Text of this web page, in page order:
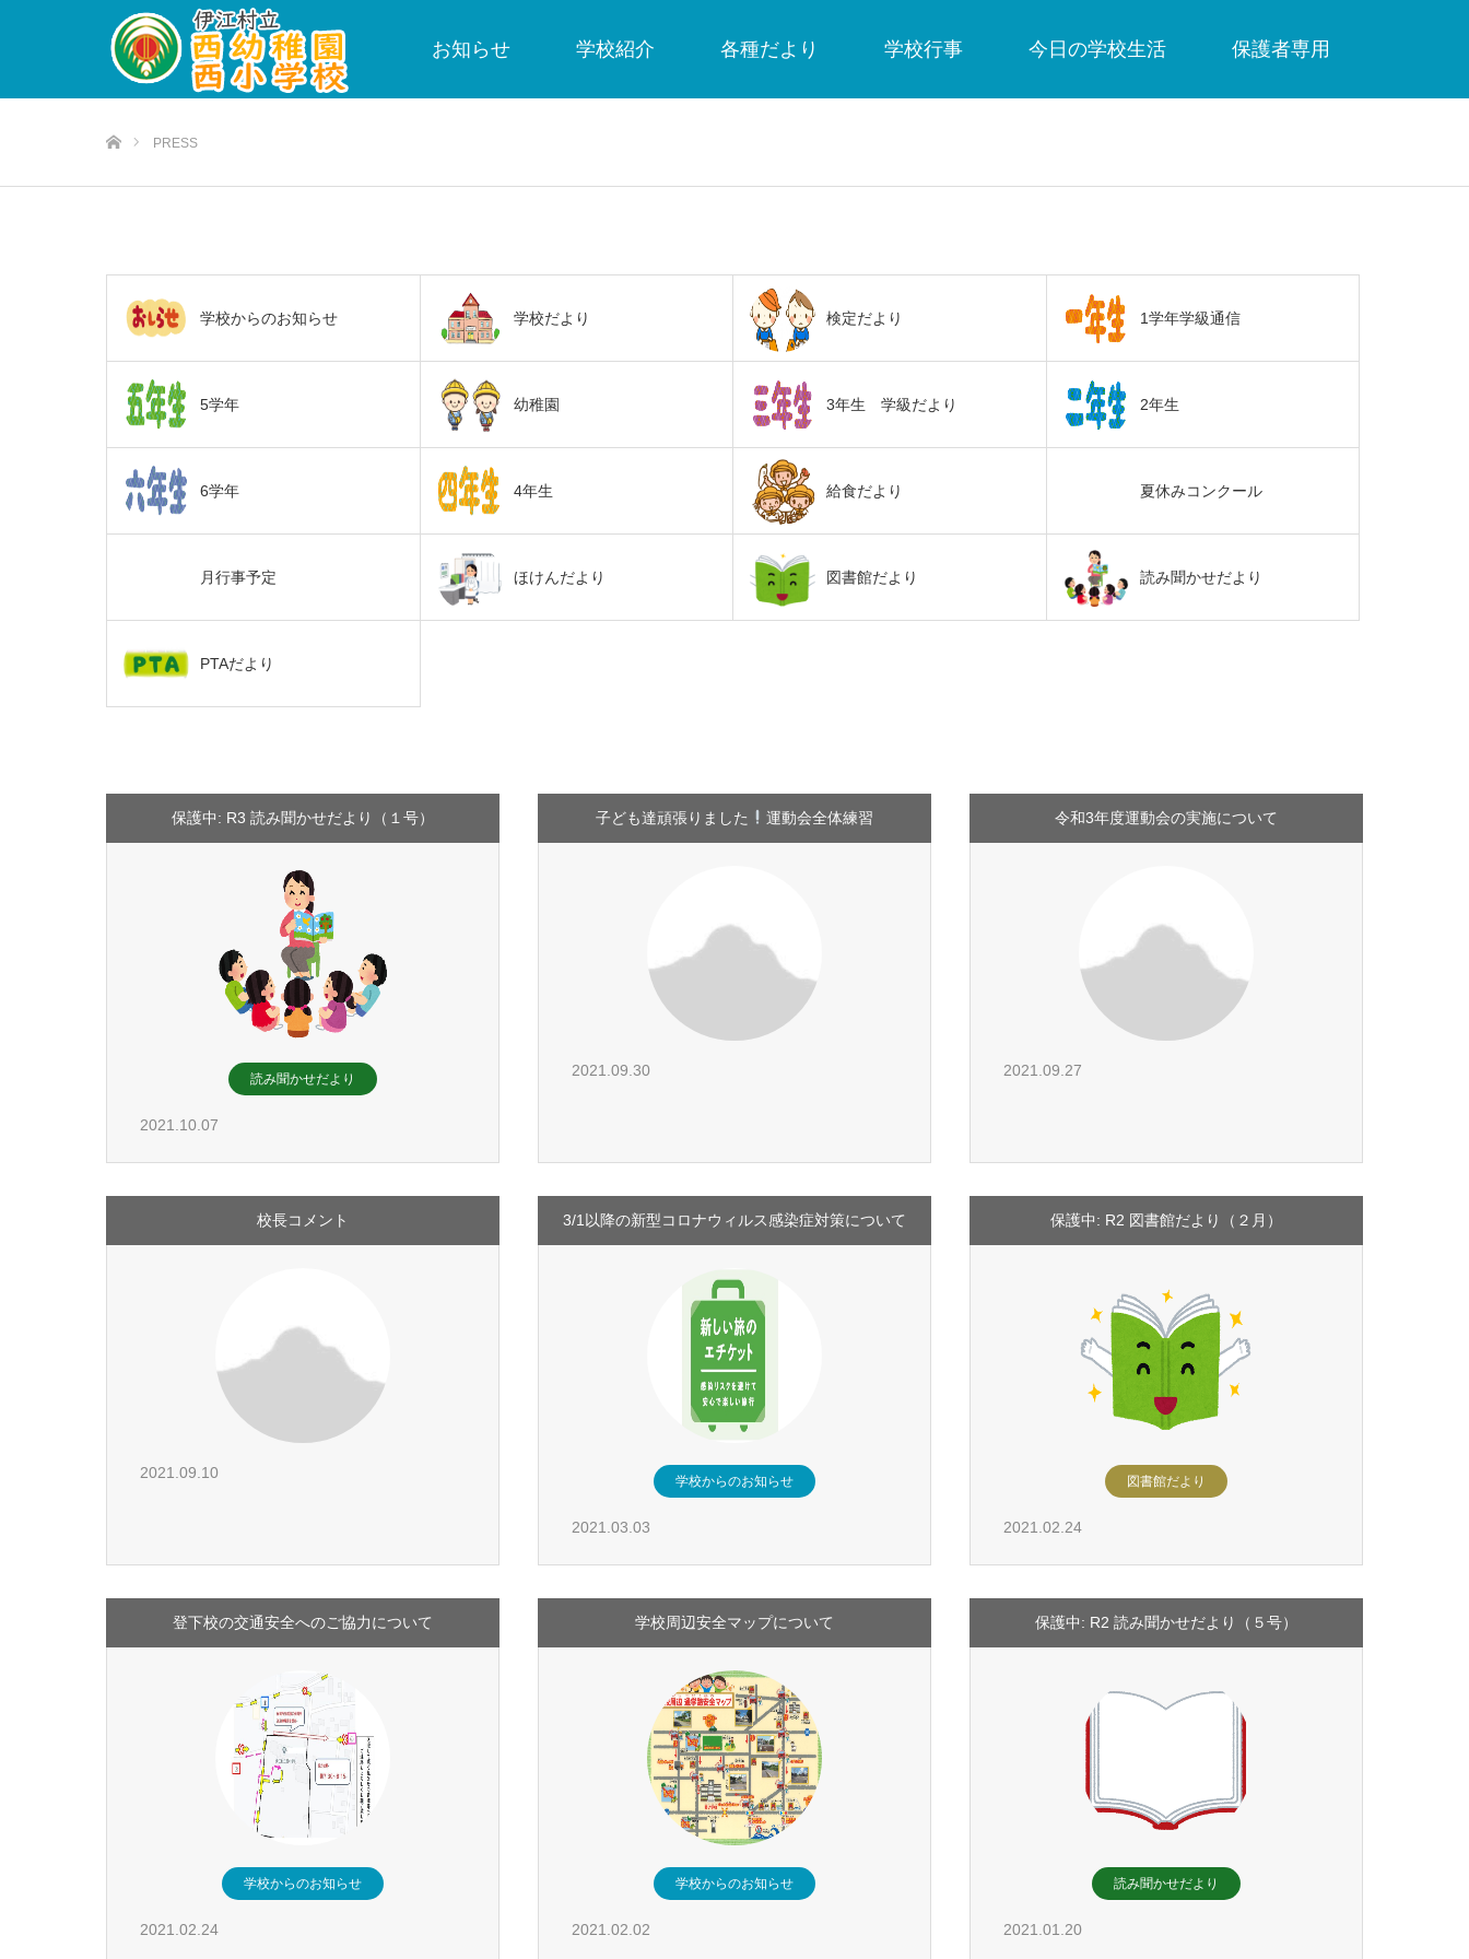
お知らせ 学校紹介 各種だより 学校行事 今日の学校生活 保護者専用
PRESS
学校からのお知らせ 学校だより 検定だより 1学年学級通信
5学年 幼稚園 3年生 学級だより 2年生
6学年 4年生 給食だより 夏休みコンクール
月行事予定 ほけんだより 図書館だより 読み聞かせだより
PTAだより
保護中: R3 読み聞かせだより（１号）
読み聞かせだより
2021.10.07
子ども達頑張りました 運動会全体練習
2021.09.30
令和3年度運動会の実施について
2021.09.27
校長コメント
2021.09.10
3/1以降の新型コロナウィルス感染症対策について
学校からのお知らせ
2021.03.03
保護中: R2 図書館だより（２月）
図書館だより
2021.02.24
登下校の交通安全へのご協力について
学校からのお知らせ
2021.02.24
学校周辺安全マップについて
学校からのお知らせ
2021.02.02
保護中: R2 読み聞かせだより（５号）
読み聞かせだより
2021.01.20